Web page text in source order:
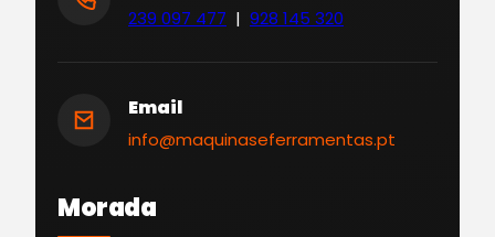
239 097 477 | 928 145 320
Email
info@maquinaseferramentas.pt
Morada